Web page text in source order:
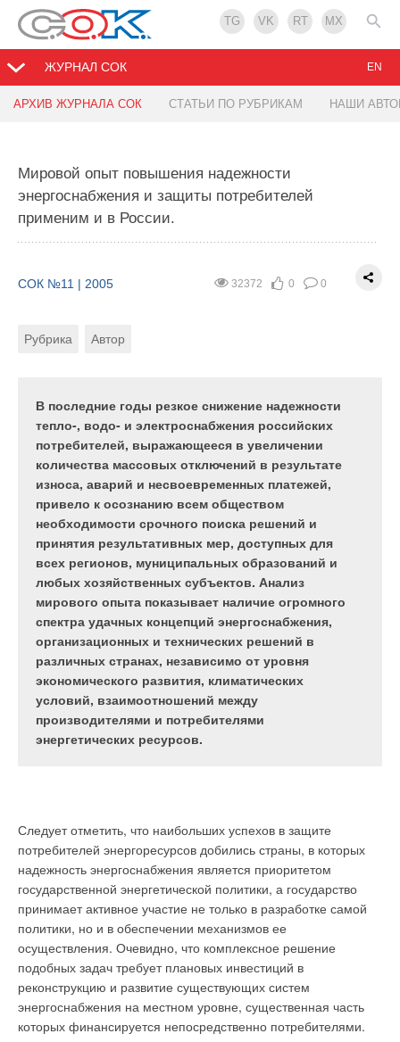
TG VK RT MX
ЖУРНАЛ СОК
АРХИВ ЖУРНАЛА СОК СТАТЬИ ПО РУБРИКАМ НАШИ
EN
Мировой опыт повышения надежности
энергоснабжения и защиты потребителей
применим и в России.
32372 0 0
СОК №11 | 2005
Рубрика Автор
В последние годы резкое снижение надежности
тепло-, водо- и электроснабжения российских
потребителей, выражающееся в увеличении
количества массовых отключений в результате
износа, аварий и несвоевременных платежей,
привело к осознанию всем обществом
необходимости срочного поиска решений и
принятия результативных мер, доступных для
всех регионов, муниципальных образований и
любых хозяйственных субъектов. Анализ
мирового опыта показывает наличие огромного
спектра удачных концепций энергоснабжения,
организационных и технических решений в
различных странах, независимо от уровня
экономического развития, климатических
условий, взаимоотношений между
производителями и потребителями
энергетических ресурсов.
Следует отметить, что наибольших успехов в защите
потребителей энергоресурсов добились страны, в которых
надежность энергоснабжения является приоритетом
государственной энергетической политики, а государство
принимает активное участие не только в разработке самой
политики, но и в обеспечении механизмов ее
осуществления. Очевидно, что комплексное решение
подобных задач требует плановых инвестиций в
реконструкцию и развитие существующих систем
энергоснабжения на местном уровне, существенная часть
которых финансируется непосредственно потребителями.
38748
СОК №11 | 2005
работ. Каждый день мы вступаем в разного рода
и т.д. Буквально каждый наш шаг — это
потребление гигантского количества товаров и
услуг. Мы питаемся, одеваемся, пользуемся
транспортом, услугами связи, делаем ремонт.
Илья Сергеевич
ФЕДОРОВ
Другими словами, вся наша жизнь — это цепочка
потребления: от самых простых продуктов и товаров,
например, батона хлеба, до самых сложных, например,
автомобилей и грузоперевозок.
Подчас гражданину самому трудно разобраться в
многочисленных нормах и правилах, касающихся его прав
как потребителя. Возникают многочисленные вопросы: кого
ненадлежащее качество товара, что такое недостаток и
существенный недостаток в товаре, какой товар
ненадлежащего качества можно заменить, к кому
обращаться в случае покупки некачественного товара,
возникают многие другие вопросы. В законодательстве о
защите прав потребителей есть три схожих понятия:
гарантийный срок, срок службы и срок годности. Так в чем же
разница между этими понятиями? Попробуем ответить на
этот вопрос, используя примеры из жизни.
Илья Сергеевич ФЕДОРОВ юрист Московской коллегии